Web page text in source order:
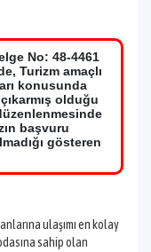
No: 48-4461
Turizm amaçlı
konusunda
olduğu
başvuru
gösteren
ulaşımı en kolay
sahip olan